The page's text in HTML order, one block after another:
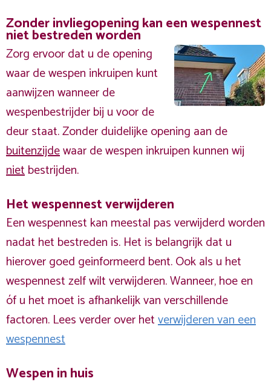
Zonder invliegopening kan een wespennest
niet bestreden worden
Zorg ervoor dat u de opening
waar de wespen inkruipen kunt
aanwijzen wanneer de
wespenbestrijder bij u voor de
deur staat. Zonder duidelijke opening aan de
buitenzijdewaar de wespen inkruipen kunnen wij
nietbestrijden.
Het wespennest verwijderen
Een wespennest kan meestal pas verwijderd worden
nadat het bestreden is. Het is belangrijk dat u
hierover goed geinformeerd bent. Ook als u het
wespennest zelf wilt verwijderen. Wanneer, hoe en
óf u het moet is afhankelijk van verschillende
factoren. Lees verder over hetverwijderen van een
wespennest
Wespen in huis